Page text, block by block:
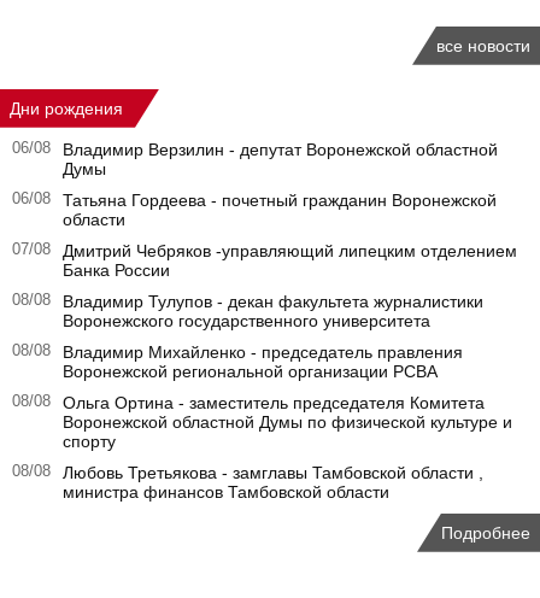
все новости
Дни рождения
06/08
Владимир Верзилин - депутат Воронежской областной
Думы
06/08
Татьяна Гордеева - почетный гражданин Воронежской
области
07/08
Дмитрий Чебряков -управляющий липецким отделением
Банка России
08/08
Владимир Тулупов - декан факультета журналистики
Воронежского государственного университета
08/08
Владимир Михайленко - председатель правления
Воронежской региональной организации РСВА
08/08
Ольга Ортина - заместитель председателя Комитета
Воронежской областной Думы по физической культуре и
спорту
08/08
Любовь Третьякова - замглавы Тамбовской области ,
министра финансов Тамбовской области
Подробнее